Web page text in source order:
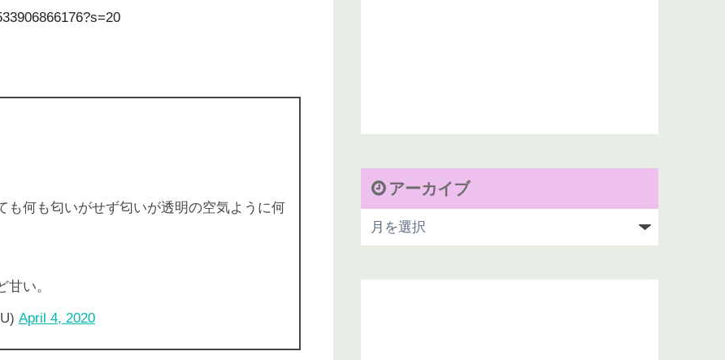
も何も匂いがせず匂いが透明の空気ように何
い。
April 4, 2020
アーカイブ